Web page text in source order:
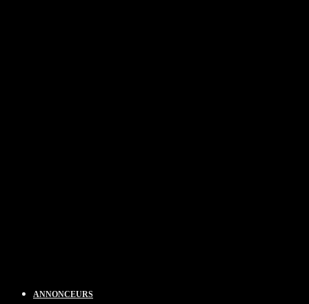
ANNONCEURS